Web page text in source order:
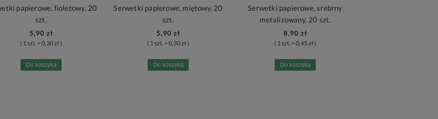
papierowe, fioletowy, 20
szt.
5,90 zł
( 1 szt. = 0,30 zł )
Do koszyka
Serwetki papierowe, miętowy, 20
szt.
5,90 zł
( 1 szt. = 0,30 zł )
Do koszyka
Serwetki papierowe, srebrny
metalizowany, 20 szt.
8,90 zł
( 1 szt. = 0,45 zł )
Do koszyka